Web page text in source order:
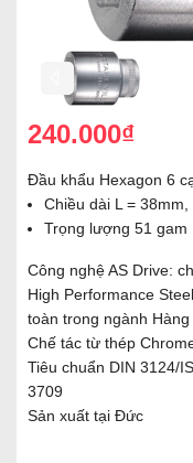
240.000₫
Đầu khẩu Hexagon 6
Chiều dài L =
Trọng lượng 51 gam
Công nghệ AS Drive:
High Performance
toàn trong ngành Hàng
Chế tác từ thép
Tiêu chuẩn DIN 3124/
3709
Sản xuất tại Đức